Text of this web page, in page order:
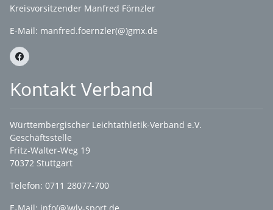
Kreisvorsitzender Manfred Förnzler
E-Mail: manfred.foernzler(@)gmx.de
Kontakt Verband
Württembergischer Leichtathletik-Verband e.V.
Geschäftsstelle
Fritz-Walter-Weg 19
70372 Stuttgart
Telefon: 0711 28077-700